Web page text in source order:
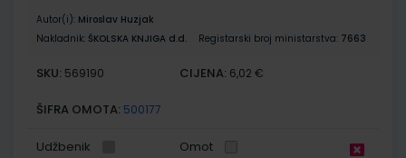
Autor(i): Miroslav Huzjak
Nakladnik: ŠKOLSKA KNJIGA d.d. Registarski broj ministarstva: 7663
SKU: 569190 CIJENA: 6,02 €
ŠIFRA OMOTA: 500177
Udžbenik Omot